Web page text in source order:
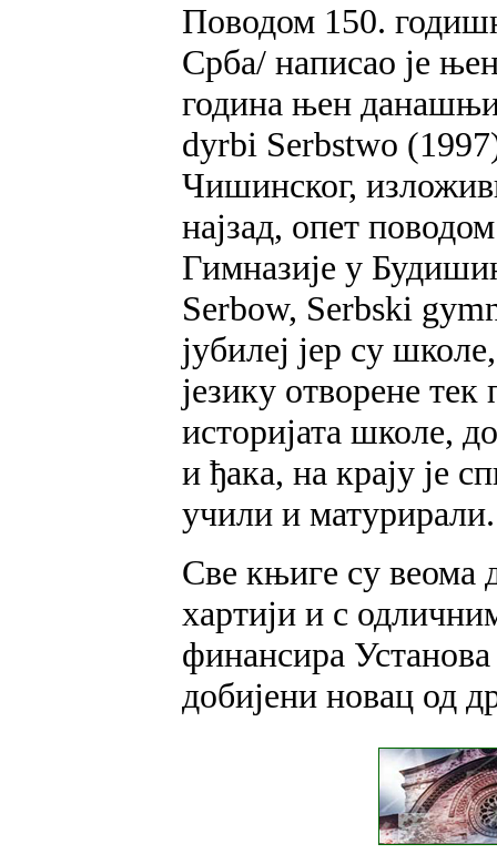
Поводом 150.
Срба/ написао је
година њен
dyrbi Serbstwo
Чишинског,
најзад, опет
Гимназије у
Serbow, Serbski
јубилеј јер су
језику отворене
историјата школе,
и ђака, на крају је
учили и матурирали.
Све књиге су веома
хартији и с
финансира
добијени новац од